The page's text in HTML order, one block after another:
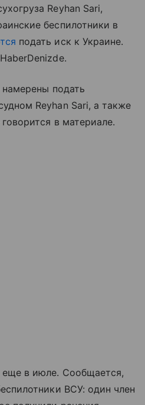
Reyhan Sari,
беспилотники в
подать иск к Украине.
намерены подать
Reyhan Sari, а также
в материале.
в июле. Сообщается,
ВСУ: один член